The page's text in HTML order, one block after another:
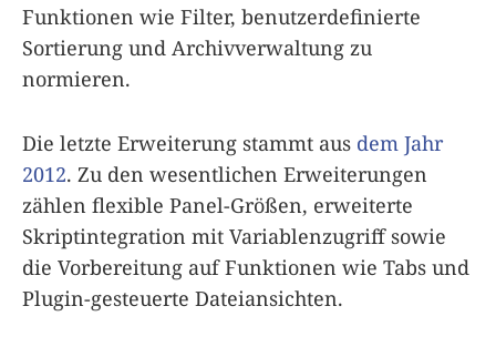
Funktionen wie Filter, benutzerdefinierte
Sortierung und Archivverwaltung zu
normieren.
Die letzte Erweiterung stammt aus dem Jahr
2012. Zu den wesentlichen Erweiterungen
zählen flexible Panel-Größen, erweiterte
Skriptintegration mit Variablenzugriff sowie
die Vorbereitung auf Funktionen wie Tabs und
Plugin-gesteuerte Dateiansichten.